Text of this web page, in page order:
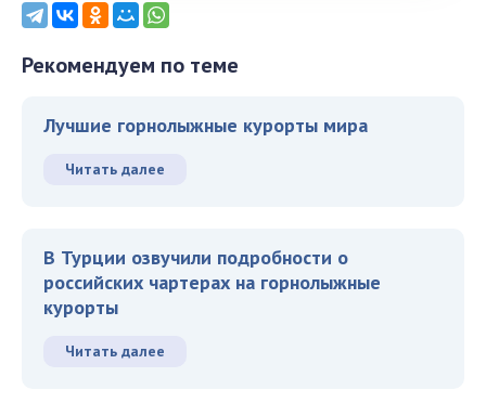
Рекомендуем по теме
Лучшие горнолыжные курорты мира
Читать далее
В Турции озвучили подробности о
российских чартерах на горнолыжные
курорты
Читать далее